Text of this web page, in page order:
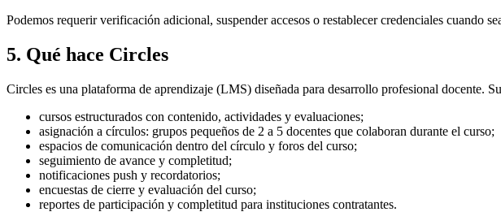
Podemos requerir verificación adicional, suspender accesos o restablecer credenciales cuando
5. Qué hace Circles
Circles es una plataforma de aprendizaje (LMS) diseñada para desarrollo profesional docente.
cursos estructurados con contenido, actividades y evaluaciones;
asignación a círculos: grupos pequeños de 2 a 5 docentes que colaboran durante el curso;
espacios de comunicación dentro del círculo y foros del curso;
seguimiento de avance y completitud;
notificaciones push y recordatorios;
encuestas de cierre y evaluación del curso;
reportes de participación y completitud para instituciones contratantes.